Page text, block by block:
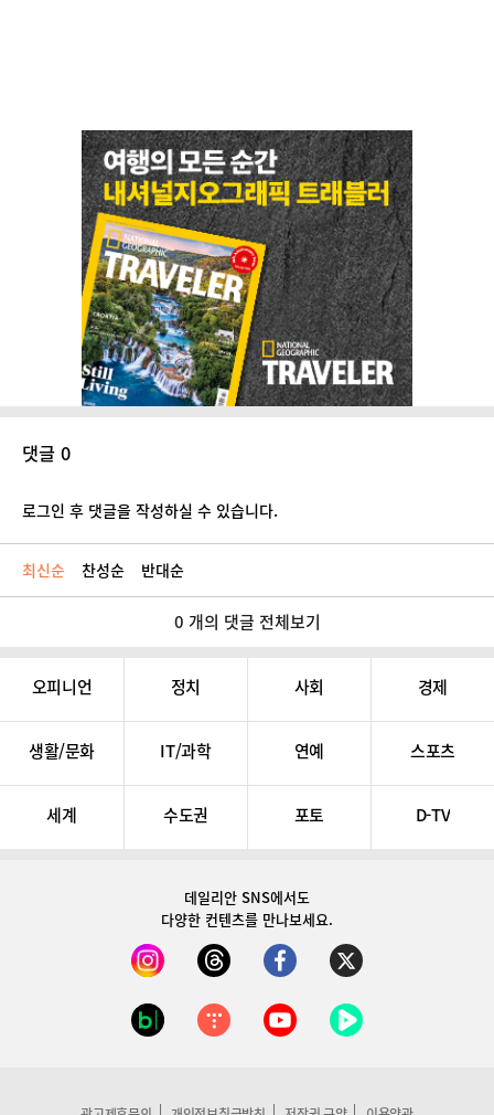
댓글 0
로그인 후 댓글을 작성하실 수 있습니다.
최신순 찬성순 반대순
0 개의 댓글 전체보기
오피니언 정치 사회 경제
생활/문화 IT/과학 연예 스포츠
세계 수도권 포토 D-TV
데일리안 SNS에서도
다양한 컨텐츠를 만나보세요.